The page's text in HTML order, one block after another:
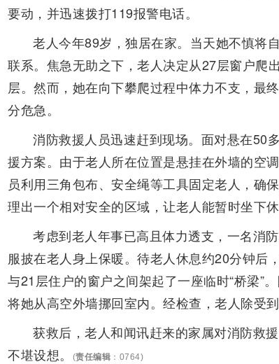
要动，并迅速拨打119报警电话。
老人今年89岁，独居在家。当天她不慎将
联系。焦急无助之下，老人决定从27层窗户爬
层。然而，她在向下攀爬过程中体力不支，最
分危急。
消防救援人员迅速赶到现场。面对悬在50
援方案。由于老人所在位置是悬挂在外墙的空
员利用三角包布、安全绳等工具固定老人，确
理出一个相对安全的区域，让老人能暂时坐下休
考虑到老人年事已高且体力透支，一名消
服披在老人身上保暖。待老人休息约20分钟后
与21层住户的窗户之间架起了一座临时“桥梁”
将她从高空外墙挪回室内。经检查，老人除受
获救后，老人和闻讯赶来的家属对消防救
不堪设想。
(责任编辑 ：0764)